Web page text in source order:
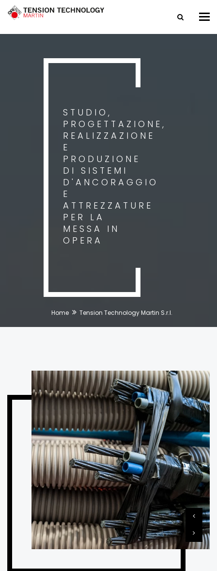
STUDIO,
PROGETTAZIONE,
REALIZZAZIONE
E
PRODUZIONE
DI SISTEMI
D'ANCORAGGIO
E
ATTREZZATURE
PER LA
MESSA IN
OPERA
Home Tension Technology Martin S.r.l.